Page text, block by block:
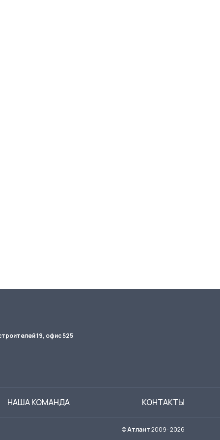
19, офис 525
НАША КОМАНДА КОНТАКТЫ
©Атлант2009- 2026